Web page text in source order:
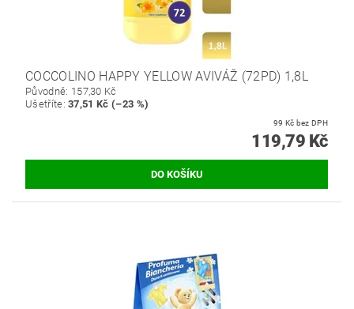
COCCOLINO HAPPY YELLOW AVIVÁŽ (72PD) 1,8L
Původně: 157,30 Kč
Ušetříte:37,51 Kč (–23 %)
99 Kč bez DPH
119,79 Kč